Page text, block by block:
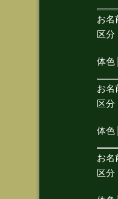
お名
区
(
体色
お名
区
(
体色
お名
区
(